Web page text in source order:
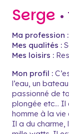
Serge
Ma profession :
Mes qualités :
Mes loisirs :
Mon profil :
l’eau, un
passionné de
plongée etc... Il
homme à la
Il a du charme,